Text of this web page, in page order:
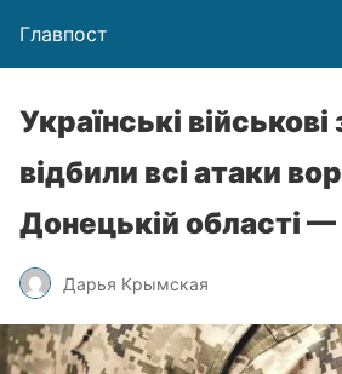
Главпост
Українські
відбили всі атаки
Донецькій області
Дарья Крымская